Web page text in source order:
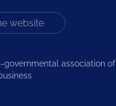
governmental association of